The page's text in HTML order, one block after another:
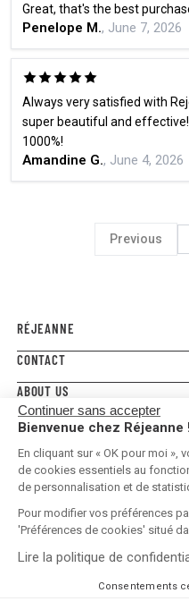
Continuer sans accepter
Bienvenue chez Réjeanne !
En cliquant sur « OK pour moi »,
de cookies essentiels au
de personnalisation et de
Pour modifier vos préférences
'Préférences de cookies' situé
Lire la politique de
Consentements
Great, that's the best
Penelope M., June 7, 2026
Always very satisfied with
super beautiful and
1000%!
Amandine G., June 4, 2026
Previous
RÉJEANNE
Referral
Where to buy
FAQ
E-gift card
CONTACT
Contact us
Press
ABOUT US
Legal Conditions & Terms
Privacy policy
Shipping & Returns
United States | EUR €